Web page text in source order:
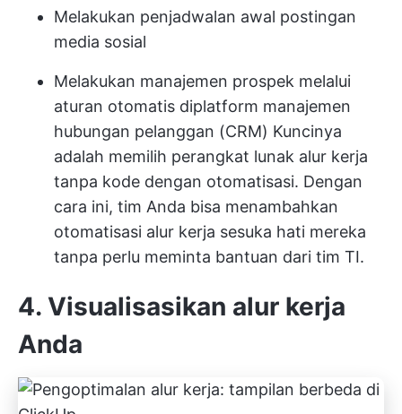
Melakukan penjadwalan awal postingan
media sosial
Melakukan manajemen prospek melalui
aturan otomatis diplatform manajemen
hubungan pelanggan (CRM) Kuncinya
adalah memilih perangkat lunak alur kerja
tanpa kode dengan otomatisasi. Dengan
cara ini, tim Anda bisa menambahkan
otomatisasi alur kerja sesuka hati mereka
tanpa perlu meminta bantuan dari tim TI.
4. Visualisasikan alur kerja
Anda